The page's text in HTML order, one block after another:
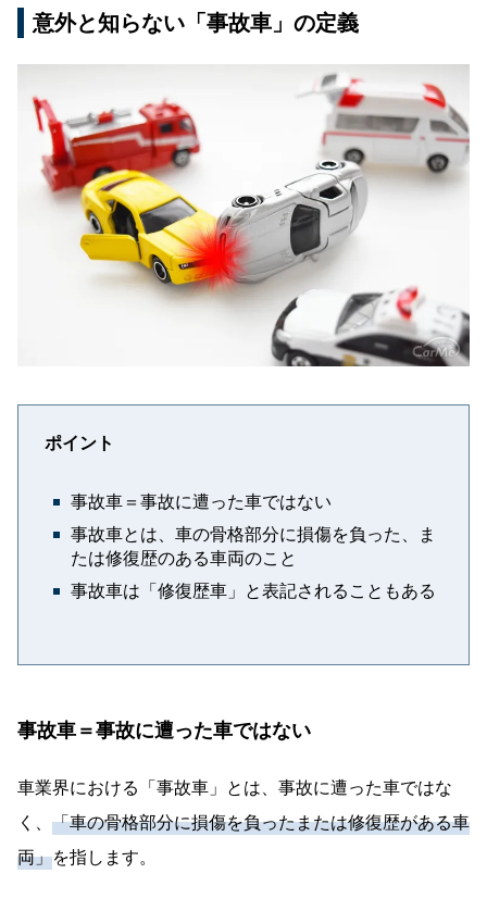
意外と知らない「事故車」の定義
ポイント
事故車＝事故に遭った車ではない
事故車とは、車の骨格部分に損傷を負った、ま
たは修復歴のある車両のこと
事故車は「修復歴車」と表記されることもある
事故車＝事故に遭った車ではない
車業界における「事故車」とは、事故に遭った車ではな
く、 「車の骨格部分に損傷を負ったまたは修復歴がある車
両」を指します。